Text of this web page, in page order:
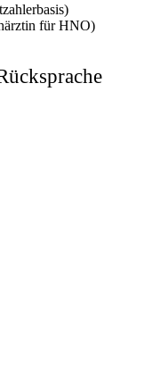
für HNO)